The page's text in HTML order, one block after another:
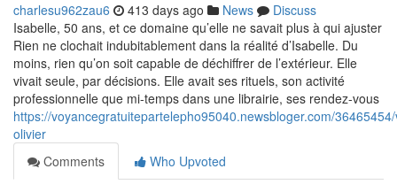
charlesu962zau6 413 days ago News
Discuss
Isabelle, 50 ans, et ce domaine qu’elle ne savait plus à qui ajuster
Rien ne clochait indubitablement dans la réalité d’Isabelle. Du
moins, rien qu’on soit capable de déchiffrer de l’extérieur. Elle
vivait seule, par décisions. Elle avait ses rituels, son activité
professionnelle que mi-temps dans une librairie, ses rendez-vous
https://voyancegratuitepartelepho95040.newsbloger.com/
olivier
Comments
Who Upvoted